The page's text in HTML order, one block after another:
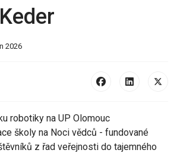
2026
robotiky na UP Olomouc
školy na Noci vědců - fundované
z řad veřejnosti do tajemného